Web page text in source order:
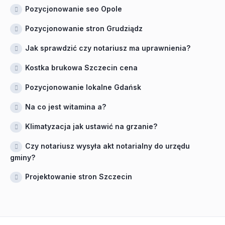
Pozycjonowanie seo Opole
Pozycjonowanie stron Grudziądz
Jak sprawdzić czy notariusz ma uprawnienia?
Kostka brukowa Szczecin cena
Pozycjonowanie lokalne Gdańsk
Na co jest witamina a?
Klimatyzacja jak ustawić na grzanie?
Czy notariusz wysyła akt notarialny do urzędu
gminy?
Projektowanie stron Szczecin